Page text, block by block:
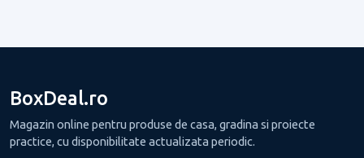
BoxDeal.ro
Magazin online pentru produse de casa, gradina si proiecte
practice, cu disponibilitate actualizata periodic.